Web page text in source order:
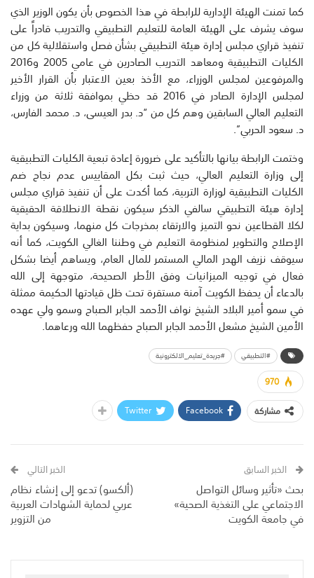
كما تمنت الهيئة الإدارية للرابطة في هذا الخصوص بأن يكون الوزير الذي
سوف يشرف على الهيئة العامة للتعليم التطبيقي والتدريب قادراً على
تنفيذ قراري مجلس إدارة هيئة التطبيقي بشأن فصل واستقلالية كل من
الكليات التطبيقية ومعاهد التدريب الصادرين في عامي 2005 و2016
والمرفوعين لمجلس الوزراء، مع الأخذ بعين الاعتبار بأن القرار الأخير
لمجلس الإدارة الصادر في 2016 قد حظي بموافقة ثلاثة من وزراء
التعليم العالي السابقين وهم كل من “د. بدر العيسى، د. محمد الفارس،
د. سعود الحربي”.
وختمت الرابطة بيانها بالتأكيد على ضرورة إعادة تبعية الكليات التطبيقية
إلى وزارة التعليم العالي، حيث ثبت بكل المقاييس عدم نجاح ضم
الكليات التطبيقية لوزارة التربية، كما أكدت على أن تنفيذ قراري مجلس
إدارة هيئة التطبيقي سالفي الذكر سيكون نقطة الانطلاقة الحقيقية
لكلا القطاعين نحو التميز والارتقاء بمخرجات كل منهما، وسيكون بداية
الإصلاح والتطوير لمنظومة التعليم في وطننا الغالي الكويت، كما أنه
سيوقف نزيف الهدر المالي المستمر للمال العام، ويساهم أيضا بشكل
فعال في توجيه الميزانيات وفق الأطر الصحيحة، متوجهة إلى الله
بالدعاء أن يحفظ الكويت آمنة مستقرة تحت ظل قيادتها الحكيمة ممثلة
في سمو أمير البلاد الشيخ نواف الأحمد الجابر الصباح وسمو ولي عهده
الأمين الشيخ مشعل الأحمد الجابر الصباح حفظهما الله ورعاهما.
#التطبيقي #جريدة_تعليم_الالكترونية
970
مشاركة
Facebook
Twitter
الخبر السابق
بحث «تأثير وسائل التواصل
الاجتماعي على التغذية الصحية»
في جامعة الكويت
الخبر التالي
(ألكسو) تدعو إلى إنشاء نظام
عربي لحماية الشهادات العربية
من التزوير